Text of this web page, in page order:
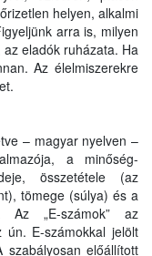
helyen, alkalmi
arra is, milyen
eladók ruházata. Ha
Az élelmiszerekre
– magyar nyelven –
a minőség-
összetétele (az
tömege (súlya) és a
Az „E-számok” az
ún. E-számokkal jelölt
előállított